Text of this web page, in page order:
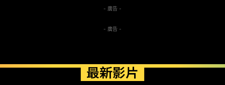
- 廣告 -
- 廣告 -
最新影片